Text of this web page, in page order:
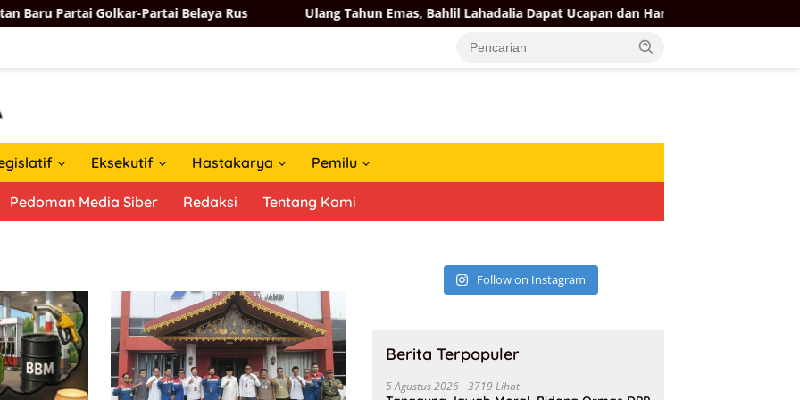
Golkar-Partai Belaya Rus Ulang Tahun Emas, Bahlil Lahadalia Dapat Ucapan dan Harapan Dari Sejumlah
Eksekutif Hastakarya Pemilu
Pedoman Media Siber Redaksi Tentang Kami
Follow on Instagram
Berita Terpopuler
5 Agustus 2026 3719 Lihat